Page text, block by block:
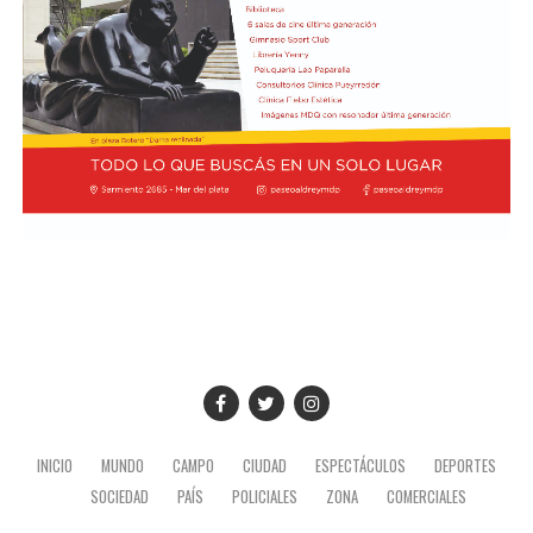
INICIO MUNDO CAMPO CIUDAD ESPECTÁCULOS
DEPORTES
SOCIEDAD
PAÍS POLICIALES ZONA COMERCIALES